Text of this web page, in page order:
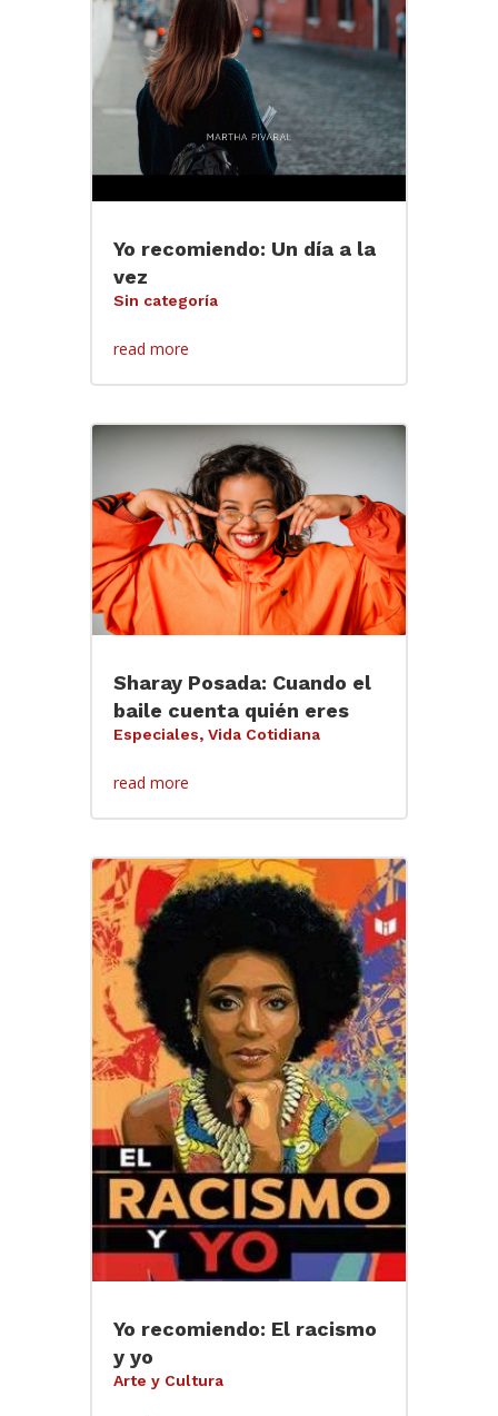
Yo recomiendo: Un día a la
vez
Sin categoría
read more
Sharay Posada: Cuando el
baile cuenta quién eres
Especiales, Vida Cotidiana
read more
Yo recomiendo: El racismo
y yo
Arte y Cultura